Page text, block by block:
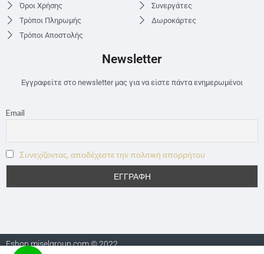
Όροι Χρήσης
Τρόποι Πληρωμής
Τρόποι Αποστολής
Συνεργάτες
Δωροκάρτες
Newsletter
Εγγραφείτε στο newsletter μας για να είστε πάντα ενημερωμένοι
Email
Συνεχίζοντας, αποδέχεστε την πολιτική απορρήτου
Eshop.miselgroup.com © 2022